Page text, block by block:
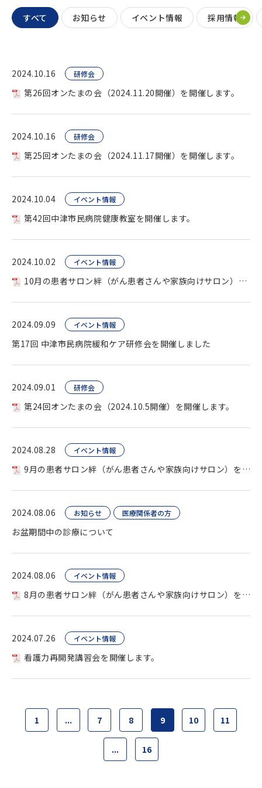
すべて お知らせ イベント情報 採用情報
2024.10.16 研修会
第26回オンたまの会（2024.11.20開催）を開催します。
2024.10.16 研修会
第25回オンたまの会（2024.11.17開催）を開催します。
2024.10.04 イベント情報
第42回中津市民病院健康教室を開催します。
2024.10.02 イベント情報
10月の患者サロン絆（がん患者さんや家族向けサロン）を開催します。
2024.09.09 イベント情報
第17回 中津市民病院緩和ケア研修会を開催しました
2024.09.01 研修会
第24回オンたまの会（2024.10.5開催）を開催します。
2024.08.28 イベント情報
9月の患者サロン絆（がん患者さんや家族向けサロン）を開催します。
2024.08.06 お知らせ 医療関係者の方
お盆期間中の診療について
2024.08.06 イベント情報
8月の患者サロン絆（がん患者さんや家族向けサロン）を開催します。
2024.07.26 イベント情報
看護力再開発講習会を開催します。
1 ... 7 8 9 10 11
... 16